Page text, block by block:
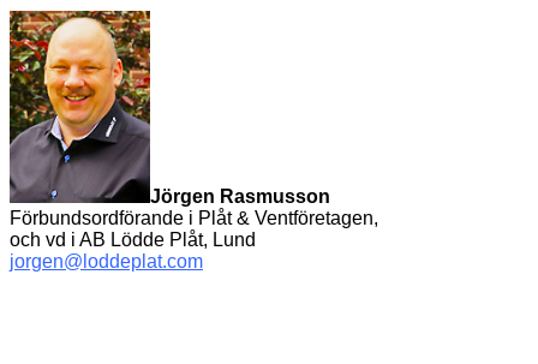
Jörgen Rasmusson
Förbundsordförande i Plåt & Ventföretagen,
och vd i AB Lödde Plåt, Lund
jorgen@loddeplat.com